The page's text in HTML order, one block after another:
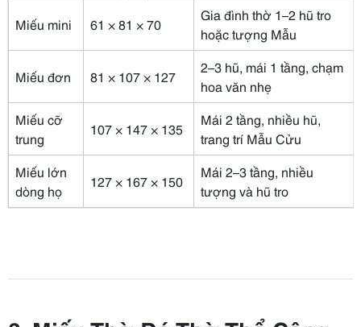
Miếu mini 61 × 81 × 70
Gia đình thờ 1–2 hũ tro
hoặc tượng Mẫu
Miếu đơn 81 × 107 × 127
2–3 hũ, mái 1 tầng, chạm
hoa văn nhẹ
Miếu cỡ
trung
107 × 147 × 135
Mái 2 tầng, nhiều hũ,
trang trí Mẫu Cửu
Miếu lớn
dòng họ
127 × 167 × 150
Mái 2–3 tầng, nhiều
tượng và hũ tro